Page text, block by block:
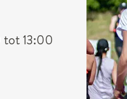
tot13:00